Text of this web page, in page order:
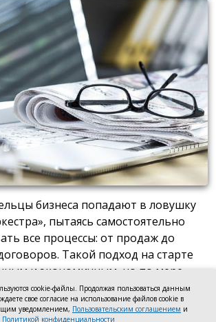
бизнеса попадают в ловушку
пытаясь самостоятельно
все процессы: от продаж до
Такой подход на старте
и экономичным, но по мере
он неизбежно становится
Собственник просто тонет в
cookie-файлы. Продолжая пользоваться данным
свое согласие на использование файлов cookie в
уведомлением, Пользовательским соглашением и
Политикой конфиденциальности